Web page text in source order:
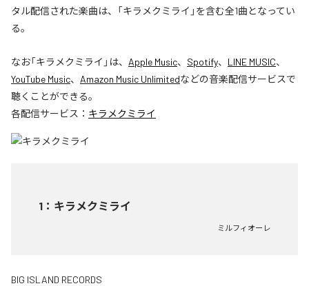
タル配信された楽曲は、「キラメクミライ」を含む全1曲となってい
る。
なお「キラメクミライ 」は、 Apple Music、 Spotify、 LINE MUSIC、
YouTube Music、 Amazon Music Unlimitedなどの音楽配信サービスで
聴くことができる。
各配信サービス： キラメクミライ
1 ： キラメクミライ
ミルフィオーレ
BIG ISLAND RECORDS